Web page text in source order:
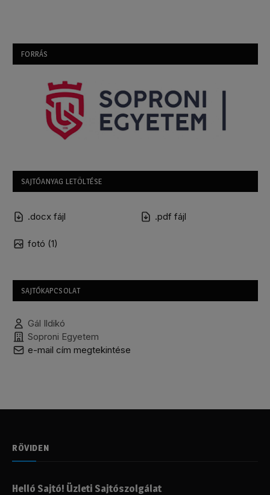
FORRÁS
SAJTÓANYAG LETÖLTÉSE
.docx fájl .pdf fájl
fotó (1)
SAJTÓKAPCSOLAT
Gál Ildikó
Soproni Egyetem
e-mail cím megtekintése
RÖVIDEN
Helló Sajtó! Üzleti Sajtószolgálat